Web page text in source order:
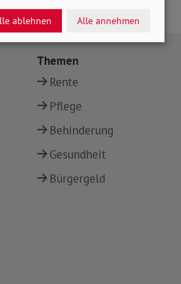
Themen
Rente
Pflege
Behinderung
Gesundheit
Bürgergeld
ablehnen Alle annehmen